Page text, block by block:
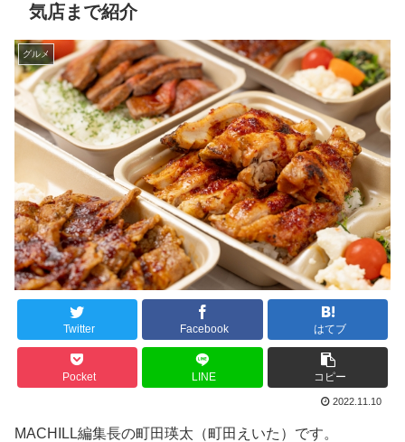
気店まで紹介
グルメ
Twitter Facebook はてブ
Pocket LINE コピー
2022.11.10
MACHILL編集長の町田瑛太（町田えいた）です。